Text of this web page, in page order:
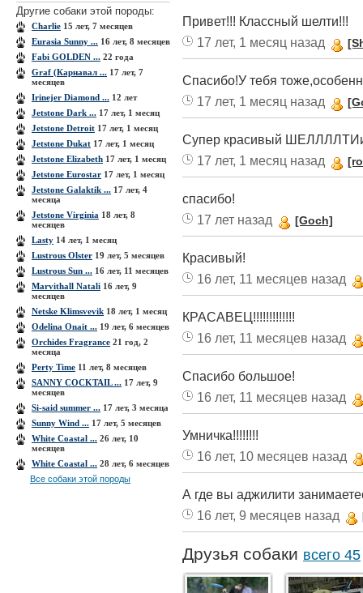
Другие собаки этой породы:
Charlie 15 лет, 7 месяцев
Eurasia Sunny ... 16 лет, 8 месяцев
Fabi GOLDEN ... 22 года
Graf (Карнавал ... 17 лет, 7
месяцев
Irinejer Diamond ... 12 лет
Jetstone Dark ... 17 лет, 1 месяц
Jetstone Detroit 17 лет, 1 месяц
Jetstone Dukat 17 лет, 1 месяц
Jetstone Elizabeth 17 лет, 1 месяц
Jetstone Eurostar 17 лет, 1 месяц
Jetstone Galaktik ... 17 лет, 4
месяца
Jetstone Virginia 18 лет, 8
месяцев
Lasty 14 лет, 1 месяц
Lustrous Olster 19 лет, 5 месяцев
Lustrous Sun ... 16 лет, 11 месяцев
Marvithall Natali 16 лет, 9
месяцев
Netske Klimsvevik 18 лет, 1 месяц
Odelina Onait ... 19 лет, 6 месяцев
Orchides Fragrance 21 год, 2
месяца
Perty Time 11 лет, 8 месяцев
SANNY COCKTAIL ... 17 лет, 9
месяцев
Si-said summer ... 17 лет, 3 месяца
Sunny Wind ... 17 лет, 5 месяцев
White Coastal ... 26 лет, 10
месяцев
White Coastal ... 28 лет, 6 месяцев
Все собаки этой породы
Привет!!! Классный шелти!!!
17 лет, 1 месяц назад
Спасибо!У тебя
17 лет, 1 месяц назад
Супер красивый
17 лет, 1 месяц назад
спасибо!
17 лет назад
[Goch]
Красивый!
16 лет, 11 месяцев назад
КРАСАВЕЦ!!!!!!!!!!!!!
16 лет, 11 месяцев назад
Спасибо большое!
16 лет, 11 месяцев назад
Умничка!!!!!!!!
16 лет, 10 месяцев назад
А где вы аджилити
16 лет, 9 месяцев назад
Друзья собаки всего 45